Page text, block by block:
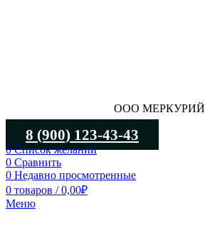
ООО МЕРКУРИЙ
8 (900) 123-43-43
0Список желаний
0 Сравнить
0 Недавно просмотренные
0 товаров / 0,00₽
Меню